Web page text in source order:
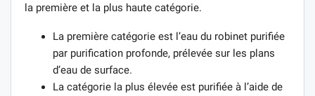
la première et la plus haute catégorie.
La première catégorie est l’eau du robinet purifiée
par purification profonde, prélevée sur les plans
d’eau de surface.
La catégorie la plus élevée est purifiée à l’aide de